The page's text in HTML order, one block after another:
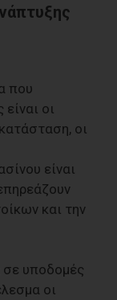
που
οι
οι
είναι
και την
σε υποδομές
οι